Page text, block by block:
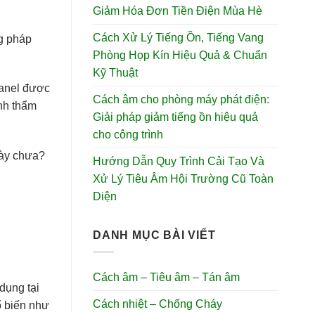
pháp
được
thẩm
chưa?
tại
biến như
Giảm Hóa Đơn Tiền Điện Mùa Hè
Cách Xử Lý Tiếng Ồn, Tiếng Vang
Phòng Họp Kín Hiệu Quả & Chuẩn
Kỹ Thuật
Cách âm cho phòng máy phát điện:
Giải pháp giảm tiếng ồn hiệu quả
cho công trình
Hướng Dẫn Quy Trình Cải Tạo Và
Xử Lý Tiêu Âm Hội Trường Cũ Toàn
Diện
DANH MỤC BÀI VIẾT
Cách âm – Tiêu âm – Tán âm
Cách nhiệt – Chống Cháy